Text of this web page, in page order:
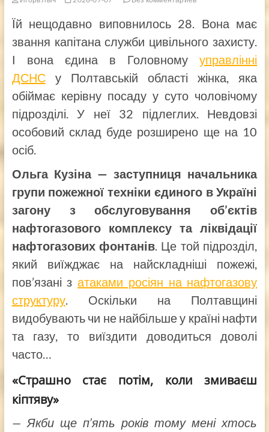
Їй нещодавно виповнилось 28. Вона має
звання капітана служби цивільного захисту.
І вона єдина в Головномууправлінні
ДСНСу Полтавській області жінка, яка
обіймає керівну посаду у суто чоловічому
підрозділі. У неї 32 підлеглих. Невдовзі
особовий склад буде розширено ще на 10
осіб.
Ольга Кузіна — заступниця начальника
групи пожежної техніки єдиного в Україні
загону з обслуговування об’єктів
нафтогазового комплексу та ліквідації
нафтогазових фонтанів . Це той підрозділ,
який виїжджає на найскладніші пожежі,
пов’язані затаками росіян на нафтогазову
структуру. Оскільки на Полтавщині
видобувають чи не найбільше у країні нафти
та газу, то виїздити доводиться доволі
часто…
«Страшно стає потім, коли змиваєш
кіптяву»
— Якби ще п’ять років тому мені хтось